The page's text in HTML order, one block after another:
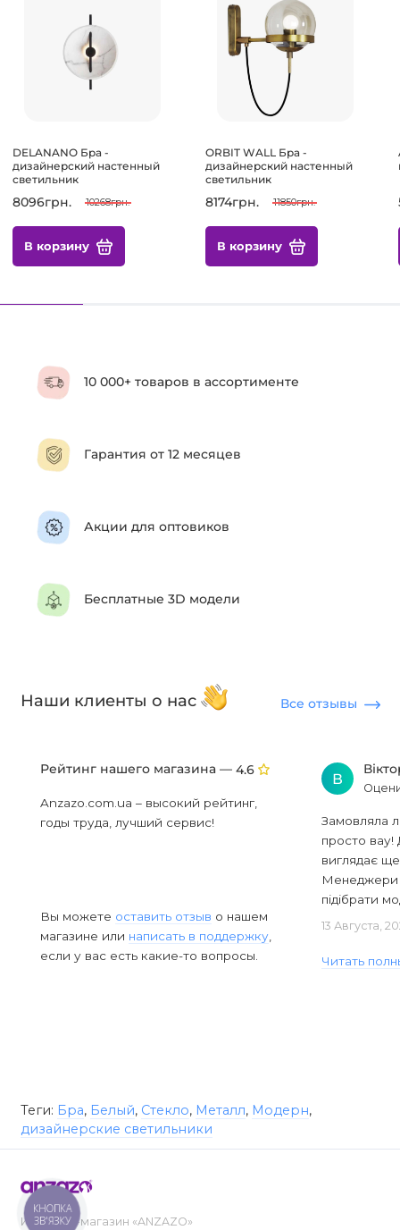
DELANANO Бра -
дизайнерский настенный
светильник
8096грн. 10268грн.
В корзину
ORBIT WALL Бра -
дизайнерский настенный
светильник
8174грн. 11850грн.
В корзину
10 000+ товаров в ассортименте
Гарантия от 12 месяцев
Акции для оптовиков
Бесплатные 3D модели
Наши клиенты о нас Все отзывы
Рейтинг нашего магазина — 4.6
Anzazo.com.ua – высокий рейтинг,
годы труда, лучший сервис!
Вы можете оставить отзыв о нашем
магазине или написать в поддержку,
если у вас есть какие-то вопросы.
В
Замовляла
просто вау!
виглядає
Менеджери
підібрати
13 Августа,
Читать
Теги: Бра, Белый, Стекло, Металл, Модерн,
дизайнерские светильники
Интернет-магазин «ANZAZO»
КНОПКА
ЗВ'ЯЗКУ